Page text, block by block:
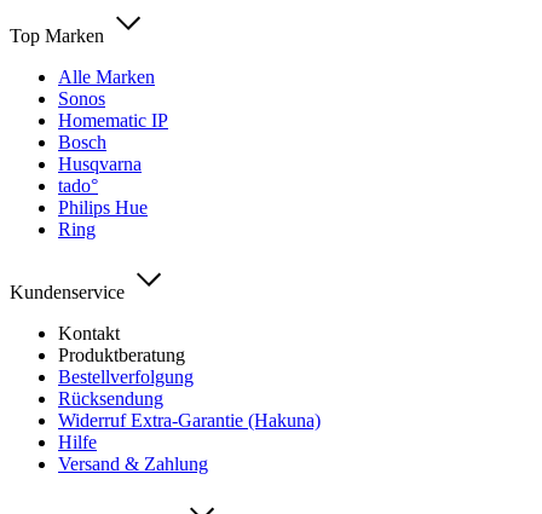
Top Marken
Alle Marken
Sonos
Homematic IP
Bosch
Husqvarna
tado°
Philips Hue
Ring
Kundenservice
Kontakt
Produktberatung
Bestellverfolgung
Rücksendung
Widerruf Extra-Garantie (Hakuna)
Hilfe
Versand & Zahlung